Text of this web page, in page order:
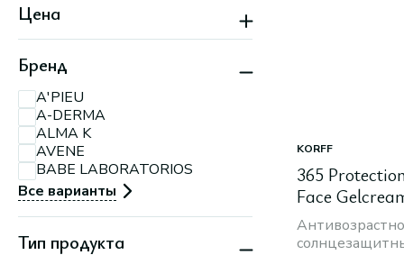
пересечение ул.
МКАД
Партизанский, 150А
Партизанский, 79
Минск, ул.
П.Мстиславца, 11
Минск, ул. Притыцкого,
156
Минск, ул. Тимирязева,
74 А
Цена
Бренд
A'PIEU
A-DERMA
ALMA K
AVENE
BABE LABORATORIOS
Все варианты
Тип продукта
KORFF
365
Face